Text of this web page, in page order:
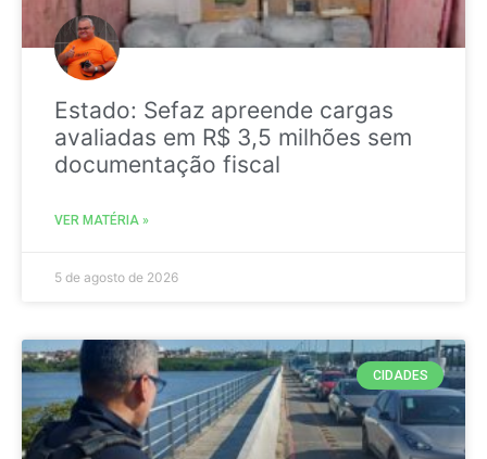
Estado: Sefaz apreende cargas
avaliadas em R$ 3,5 milhões sem
documentação fiscal
VER MATÉRIA »
5 de agosto de 2026
CIDADES